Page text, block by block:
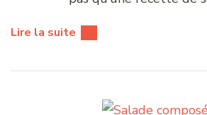
Lire la suite